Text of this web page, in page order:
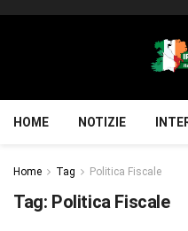
HOME NOTIZIE
Home Tag Politica Fiscale
Tag: Politica Fiscale